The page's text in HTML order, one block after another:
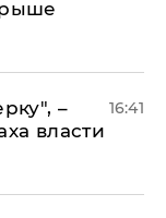
–
власти
16:41